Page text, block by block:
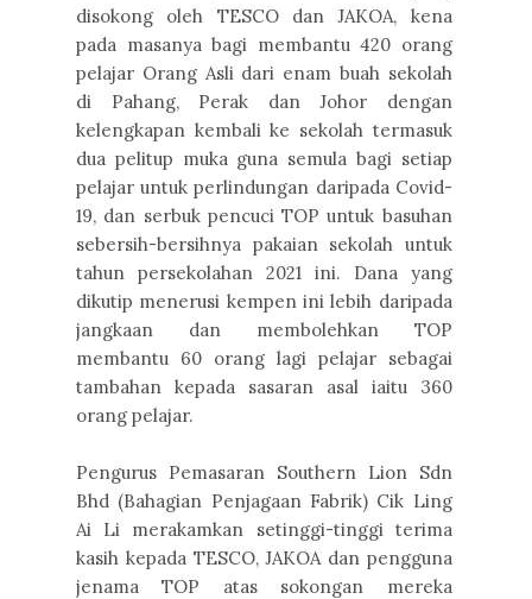
disokong oleh TESCO dan JAKOA, kena
pada masanya bagi membantu 420 orang
pelajar Orang Asli dari enam buah sekolah
di Pahang, Perak dan Johor dengan
kelengkapan kembali ke sekolah termasuk
dua pelitup muka guna semula bagi setiap
pelajar untuk perlindungan daripada Covid-
19, dan serbuk pencuci TOP untuk basuhan
sebersih-bersihnya pakaian sekolah untuk
tahun persekolahan 2021 ini. Dana yang
dikutip menerusi kempen ini lebih daripada
jangkaan dan membolehkan TOP
membantu 60 orang lagi pelajar sebagai
tambahan kepada sasaran asal iaitu 360
orang pelajar.
Pengurus Pemasaran Southern Lion Sdn
Bhd (Bahagian Penjagaan Fabrik) Cik Ling
Ai Li merakamkan setinggi-tinggi terima
kasih kepada TESCO, JAKOA dan pengguna
jenama TOP atas sokongan mereka